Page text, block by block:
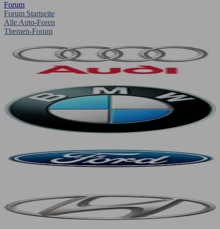
Forum
Forum Startseite
Alle Auto-Foren
Themen-Forum